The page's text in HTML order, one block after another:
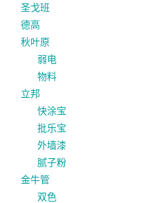
圣戈班
德高
秋叶原
弱电
物料
立邦
快涂宝
批乐宝
外墙漆
腻子粉
金牛管
双色